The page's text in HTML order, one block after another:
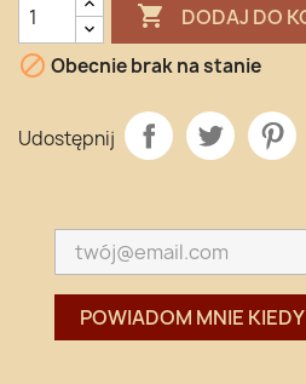
 DODAJ DO
 Obecnie brak na stanie
Udostępnij
POWIADOM MNIE